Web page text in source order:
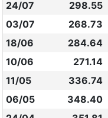
24/07
298.55
03/07
268.73
18/06
284.64
10/06
271.14
11/05
336.74
06/05
348.40